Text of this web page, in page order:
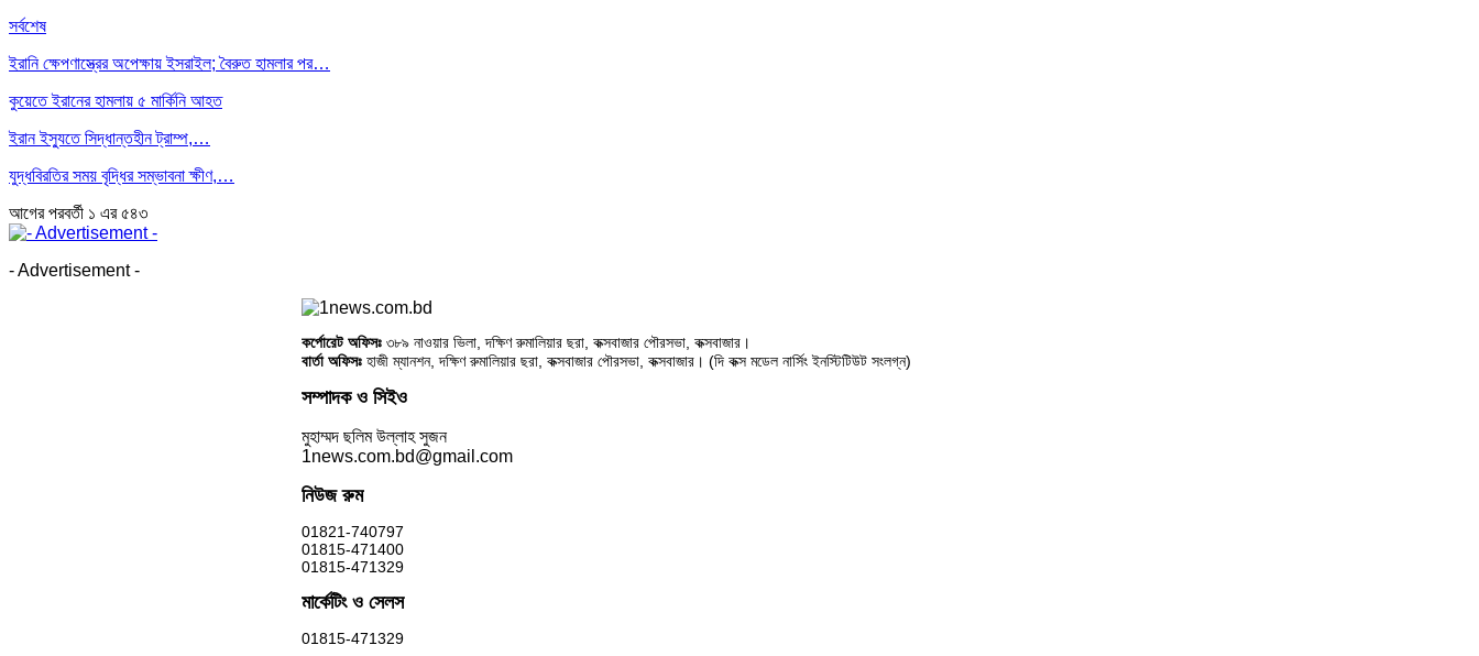
সর্বশেষ
ইরানি ক্ষেপণাস্ত্রের অপেক্ষায় ইসরাইল; বৈরুত হামলার পর…
কুয়েতে ইরানের হামলায় ৫ মার্কিনি আহত
ইরান ইস্যুতে সিদ্ধান্তহীন ট্রাম্প,…
যুদ্ধবিরতির সময় বৃদ্ধির সম্ভাবনা ক্ষীণ,…
আগেরপরবর্তী ১ এর ৫৪৩
- Advertisement -
কর্পোরেট অফিসঃ৩৮৯ নাওয়ার ভিলা, দক্ষিণ রুমালিয়ার ছরা, কক্সবাজার পৌরসভা, কক্সবাজার।
বার্তা অফিসঃ হাজী ম্যানশন, দক্ষিণ রুমালিয়ার ছরা, কক্সবাজার পৌরসভা, কক্সবাজার। (দি কক্স মডেল নার্সিং ইনস্টিটিউট সংলগ্ন)
সম্পাদক ও সিইও
মুহাম্মদ ছলিম উল্লাহ সুজন
1news.com.bd@gmail.com
নিউজ রুম
01821-740797
01815-471400
01815-471329
মার্কেটিং ও সেলস
01815-471329